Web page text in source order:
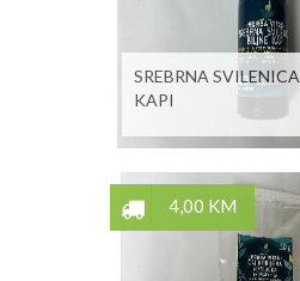
SREBRNA SVILENICA
KAPI
4,00 KM